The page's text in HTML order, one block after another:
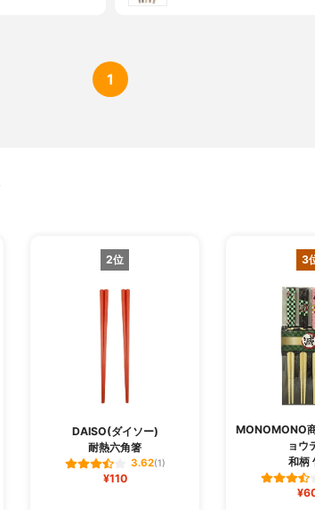
1
2位
DAISO(ダイソー)
耐熱六角箸
3.62(1)
¥110
3
MONOMONO
ョウ
和柄